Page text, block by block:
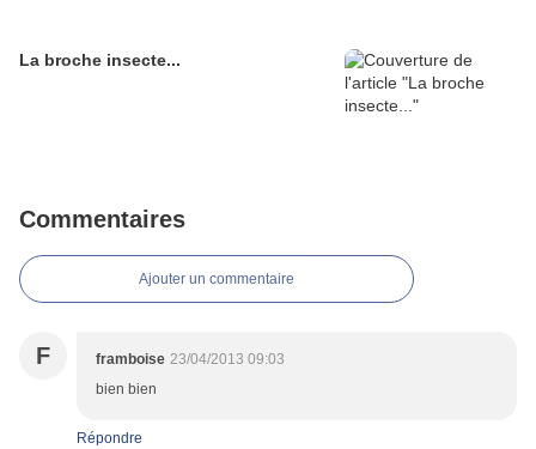
La broche insecte...
Commentaires
Ajouter un commentaire
F framboise 23/04/2013 09:03
bien bien
Répondre